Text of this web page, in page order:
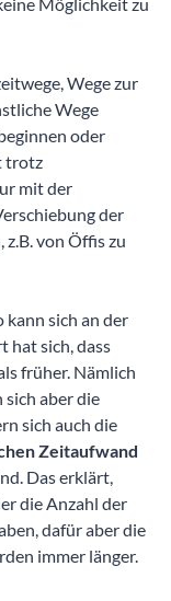
Wege zur
Wege
oder
trotz
mit der
der
von Öffis zu
sich an der
hat sich, dass
früher. Nämlich
sich aber die
sich auch die
Zeitaufwand
Das erklärt,
die Anzahl der
dafür aber die
immer länger.